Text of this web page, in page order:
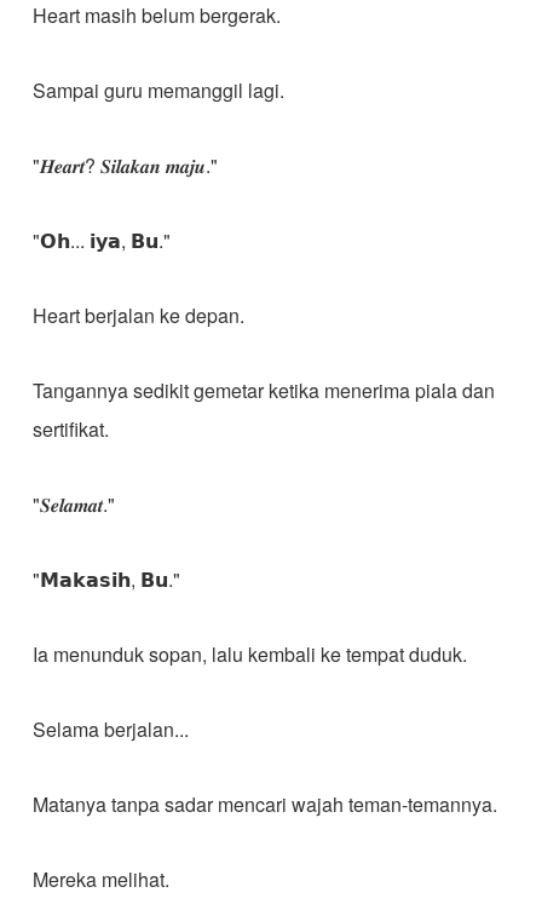
Heart masih belum bergerak.
Sampai guru memanggil lagi.
"𝑯𝒆𝒂𝒓𝒕? 𝑺𝒊𝒍𝒂𝒌𝒂𝒏 𝒎𝒂𝒋𝒖."
"𝗢𝗵... 𝗶𝘆𝗮, 𝗕𝘂."
Heart berjalan ke depan.
Tangannya sedikit gemetar ketika menerima piala dan
sertifikat.
"𝑺𝒆𝒍𝒂𝒎𝒂𝒕."
"𝗠𝗮𝗸𝗮𝘀𝗶𝗵, 𝗕𝘂."
Ia menunduk sopan, lalu kembali ke tempat duduk.
Selama berjalan...
Matanya tanpa sadar mencari wajah teman-temannya.
Mereka melihat.